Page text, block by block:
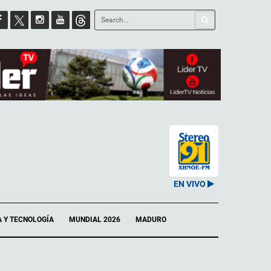
EN VIVO
Y TECNOLOGÍA MUNDIAL 2026 MADURO